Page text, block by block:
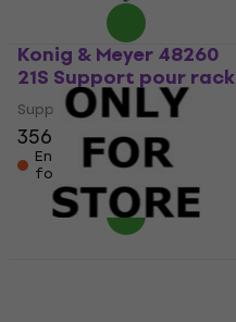
Konig & Meyer 48260
21S Support pour rack
Support pour rack
356 €
En stock chez le
fournisseur